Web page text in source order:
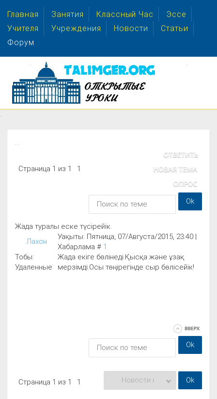
Главная Занятия Классный Час
Эссе
Учителя
Учреждения Новости
Статьи
Форум
.
. .
Страница 1 из 1 1
Жада туралы еске түсірейік.
Лахон
Уақыты: Пятница, 07/Августа/2015, 23:40 |
Хабарлама # 1
Тобы:
Удаленные
Жада екіге бөлінеді.Қысқа және ұзақ
мерзімді.Осы төңірегінде сыр бөлісейік!
Страница 1 из 1 1
. .